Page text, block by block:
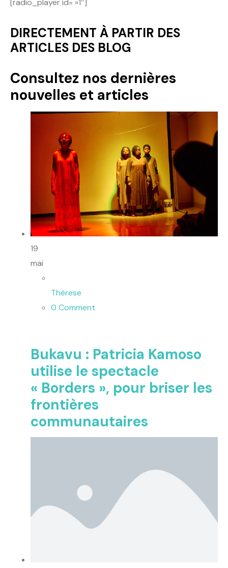
Politique
Technologies
[radio_player id= »1″]
DIRECTEMENT À PARTIR DES
ARTICLES DES BLOG
Consultez nos dernières
nouvelles et articles
19
mai
Thèrese
0 Comment
Bukavu : Patricia Kamoso
utilise le spectacle
« Borders », pour briser les
frontières
communautaires